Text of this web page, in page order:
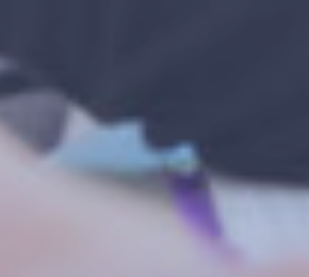
Programmevaluation
und Service